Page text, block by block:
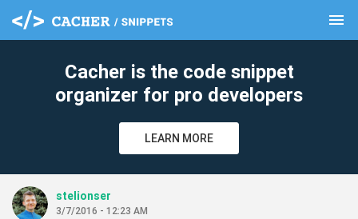
menu
Cacher is the code snippet
organizer for pro developers
LEARN MORE
stelionser
3/7/2016 - 12:23 AM
clear